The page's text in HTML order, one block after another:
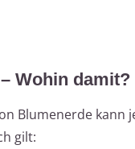
Wohin damit?
Blumenerde
gilt: